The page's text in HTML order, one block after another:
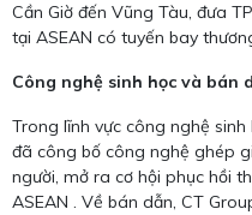
Cần Giờ đến Vũng Tàu, đưa
tại ASEAN có tuyến bay
Công nghệ sinh học và bán
Trong lĩnh vực công nghệ
đã công bố công nghệ ghép
người, mở ra cơ hội phục hồi
ASEAN . Về bán dẫn, CT